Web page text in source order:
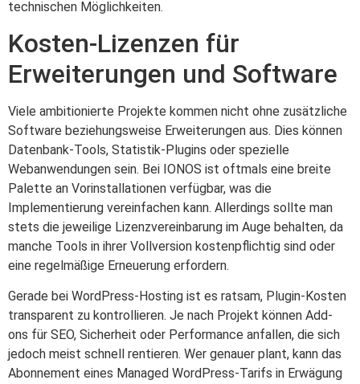
technischen Möglichkeiten.
Kosten-Lizenzen für
Erweiterungen und Software
Viele ambitionierte Projekte kommen nicht ohne zusätzliche
Software beziehungsweise Erweiterungen aus. Dies können
Datenbank-Tools, Statistik-Plugins oder spezielle
Webanwendungen sein. Bei IONOS ist oftmals eine breite
Palette an Vorinstallationen verfügbar, was die
Implementierung vereinfachen kann. Allerdings sollte man
stets die jeweilige Lizenzvereinbarung im Auge behalten, da
manche Tools in ihrer Vollversion kostenpflichtig sind oder
eine regelmäßige Erneuerung erfordern.
Gerade bei WordPress-Hosting ist es ratsam, Plugin-Kosten
transparent zu kontrollieren. Je nach Projekt können Add-
ons für SEO, Sicherheit oder Performance anfallen, die sich
jedoch meist schnell rentieren. Wer genauer plant, kann das
Abonnement eines Managed WordPress-Tarifs in Erwägung